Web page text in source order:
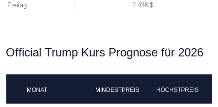
Freitag
2.438 $
Official Trump Kurs Prognose für 2026
MONAT MINDESTPREIS HÖCHSTPREIS